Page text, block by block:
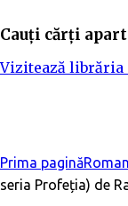
Cauți cărți
Vizitează librăria
Prima pagină
seria Profeția) de